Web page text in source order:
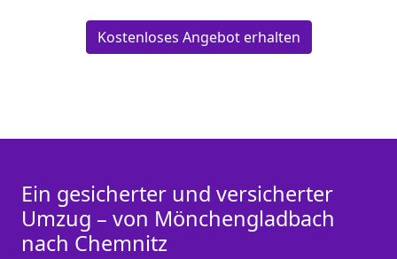
Kostenloses Angebot erhalten
Ein gesicherter und versicherter
Umzug – von Mönchen­gladbach
nach Chemnitz